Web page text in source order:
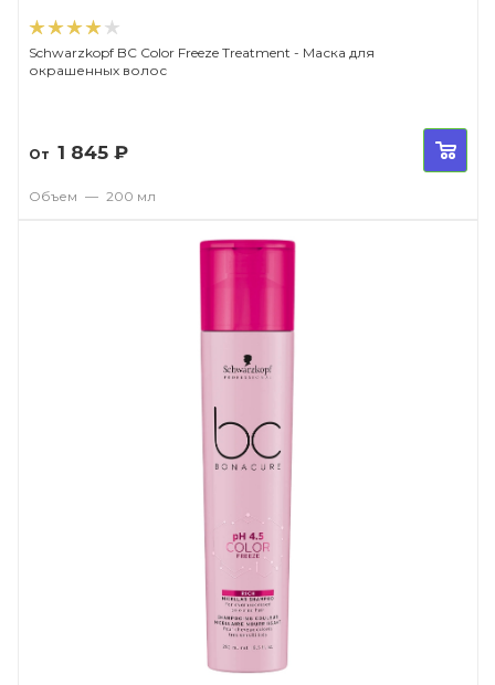
Schwarzkopf BC Color Freeze Treatment - Маска для
окрашенных волос
От 1 845 ₽
Объем — 200 мл